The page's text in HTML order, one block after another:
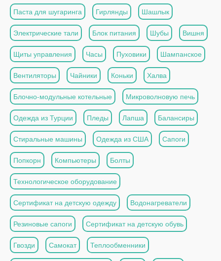
Паста для шугаринга Гирлянды Шашлык
Электрические тали Блок питания Шубы Вишня
Щиты управления Часы Пуховики Шампанское
Вентиляторы Чайники Коньки Халва
Блочно-модульные котельные Микроволновую печь
Одежда из Турции Пледы Лапша Балансиры
Стиральные машины Одежда из США Сапоги
Попкорн Компьютеры Болты
Технологическое оборудование
Сертификат на детскую одежду Водонагреватели
Резиновые сапоги Сертификат на детскую обувь
Гвозди Самокат Теплообменники